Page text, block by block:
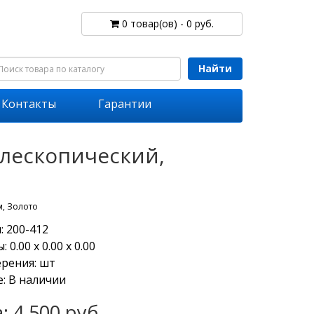
0 товар(ов) - 0 руб.
Найти
Контакты Гарантии
Золото
200-412
0.00 х 0.00 х 0.00
шт
В наличии